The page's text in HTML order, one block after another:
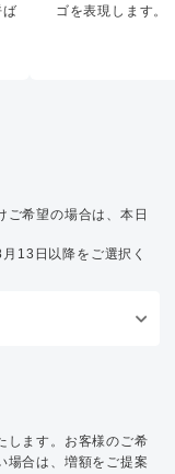
ば
ゴを表現します。
希望の場合は、本日
13日以降をご選択く
します。お客様のご希
場合は、増額をご提案